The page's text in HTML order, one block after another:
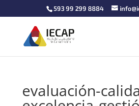
593 99 299 8884
evaluación-